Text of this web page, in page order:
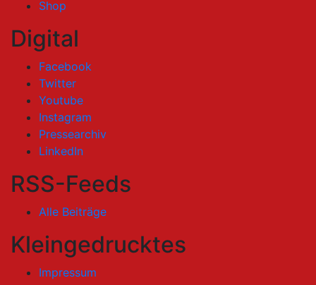
Shop
Digital
Facebook
Twitter
Youtube
Instagram
Pressearchiv
LinkedIn
RSS-Feeds
Alle Beiträge
Kleingedrucktes
Impressum